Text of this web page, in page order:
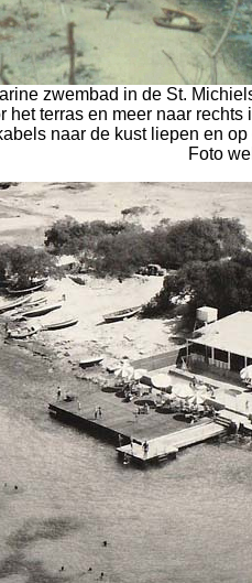
zwembad in de St.
het terras en meer naar
naar de kust liepen en
Foto